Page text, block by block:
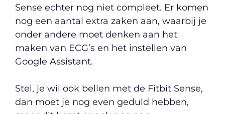
Sense echter nog niet compleet. Er komen
nog een aantal extra zaken aan, waarbij je
onder andere moet denken aan het
maken van ECG’s en het instellen van
Google Assistant.
Stel, je wil ook bellen met de Fitbit Sense,
dan moet je nog even geduld hebben,